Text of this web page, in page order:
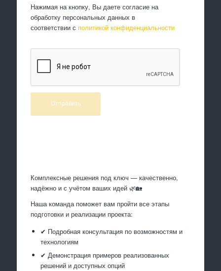
Нажимая на кнопку, Вы даете согласие на
обработку персональных данных в
соответствии с политикой конфиденциальности
Комплексные решения под ключ — качественно,
надёжно и с учётом ваших идей 🌿🏡
Наша команда поможет вам пройти все этапы
подготовки и реализации проекта:
✔ Подробная консультация по возможностям и
технологиям
✔ Демонстрация примеров реализованных
решений и доступных опций